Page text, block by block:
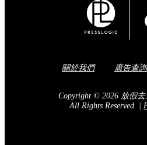
關於我們 廣告查詢
Copyright © 2026 放假去
All Rights Reserved.